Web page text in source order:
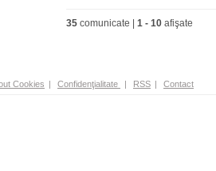
35 comunicate | 1 - 10 afişate
Cookies | Confidenţialitate | RSS | Contact